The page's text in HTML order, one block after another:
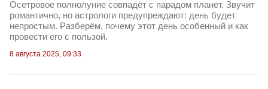
Осетровое полнолуние совпадёт с парадом планет. Звучит
романтично, но астрологи предупреждают: день будет
непростым. Разберём, почему этот день особенный и как
провести его с пользой.
8 августа 2025, 09:33